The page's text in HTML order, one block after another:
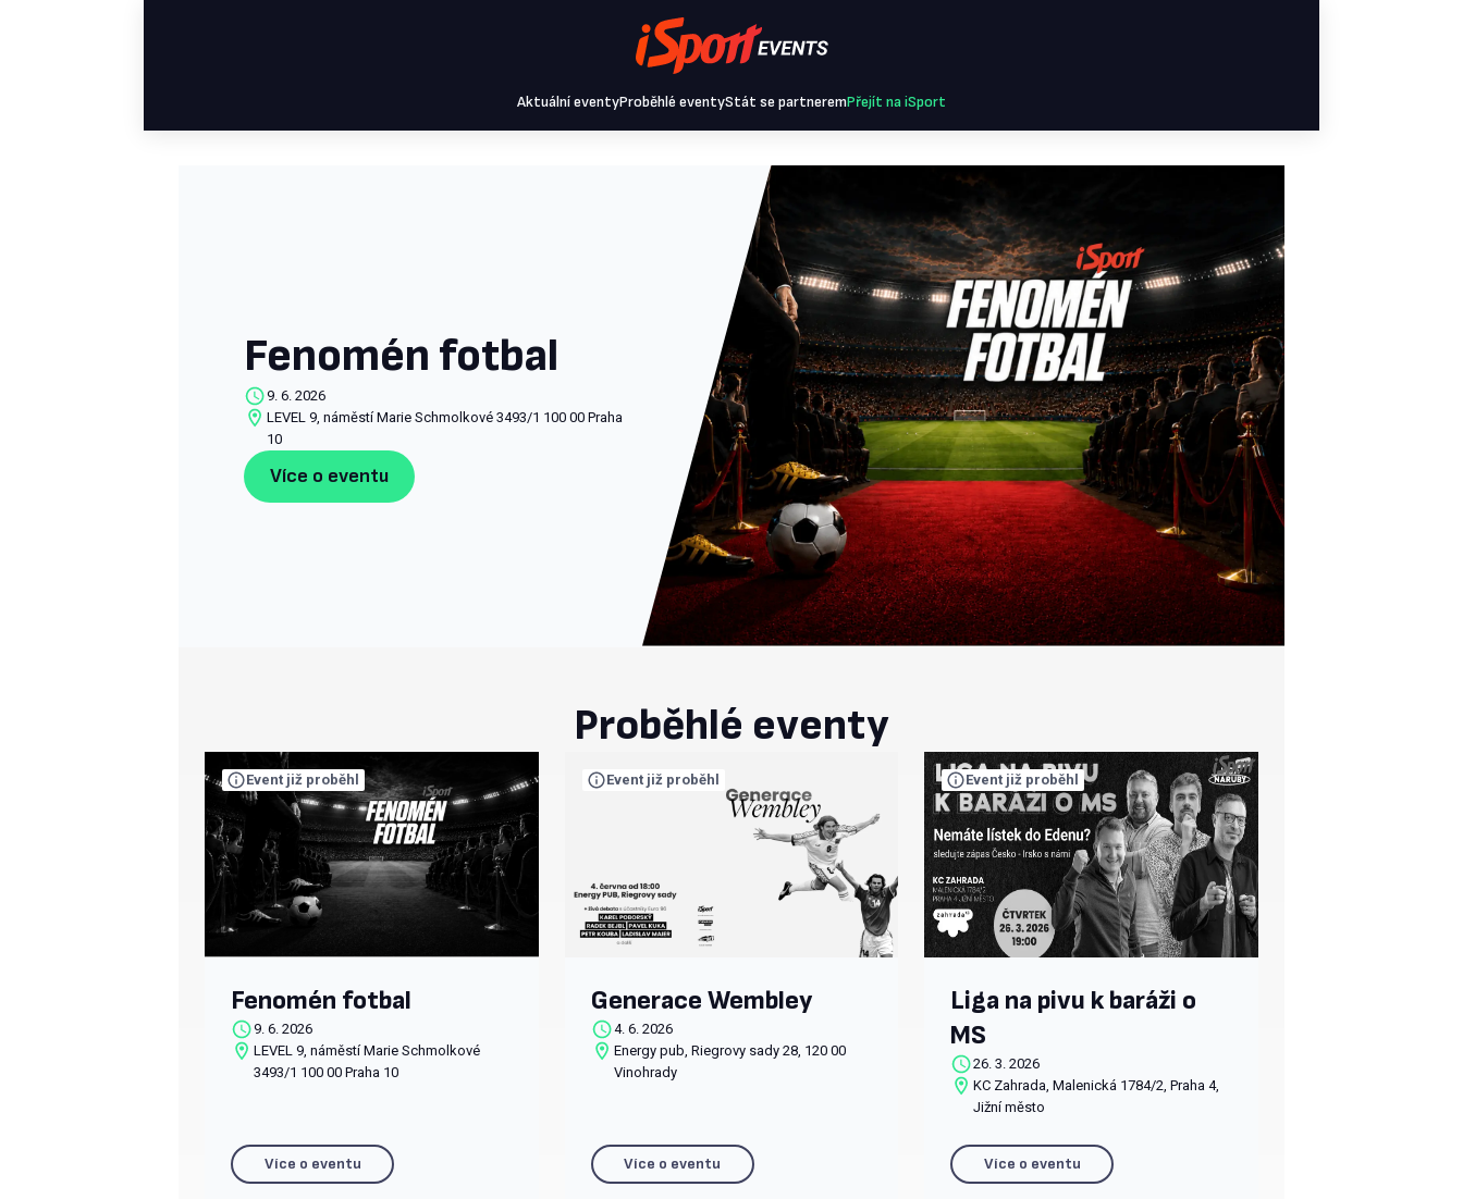
Aktuální eventyProběhlé eventyStát se partneremPřejít na iSport
Fenomén fotbal
9. 6. 2026
LEVEL 9, náměstí Marie Schmolkové 3493/1 100 00 Praha
10
Více o eventu
Proběhlé eventy
Fenomén fotbal
Event již proběhl
9. 6. 2026
LEVEL 9, náměstí Marie Schmolkové
3493/1 100 00 Praha 10
Více o eventu
Generace Wembley
Event již proběhl
4. 6. 2026
Energy pub, Riegrovy sady 28, 120 00
Vinohrady
Více o eventu
Liga na pivu k baráži o
MS
Event již proběhl
26. 3. 2026
KC Zahrada, Malenická 1784/2, Praha 4,
Jižní město
Více o eventu